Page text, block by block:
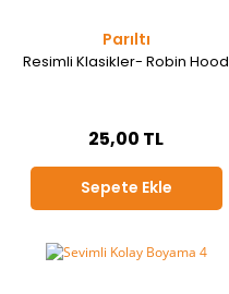
Parıltı
Resimli Klasikler- Robin Hood
25,00 TL
Sepete Ekle